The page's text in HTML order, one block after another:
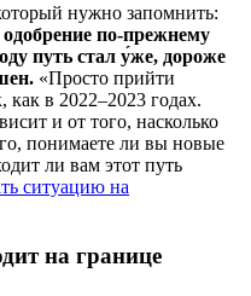
нужно запомнить:
по-прежнему
путь стал у́же, дороже
«Просто прийти
как в 2022–2023 годах.
и от того, насколько
понимаете ли вы новые
ли вам этот путь
ситуацию на
на границе